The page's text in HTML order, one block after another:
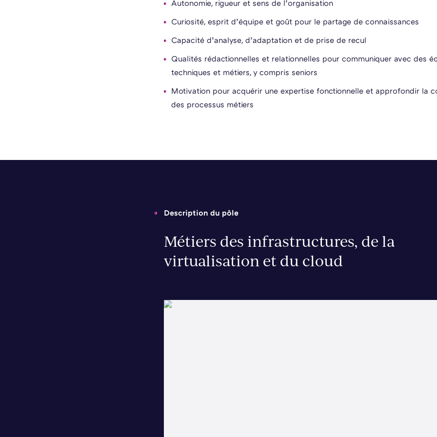
Autonomie, rigueur et sens de l’organisation
Curiosité, esprit d’équipe et goût pour le partage de connaissances
Capacité d’analyse, d’adaptation et de prise de recul
Qualités rédactionnelles et relationnelles pour communiquer avec des
techniques et métiers, y compris seniors
Motivation pour acquérir une expertise fonctionnelle et approfondir la
des processus métiers
Description du pôle
Métiers des infrastructures, de la
virtualisation et du cloud